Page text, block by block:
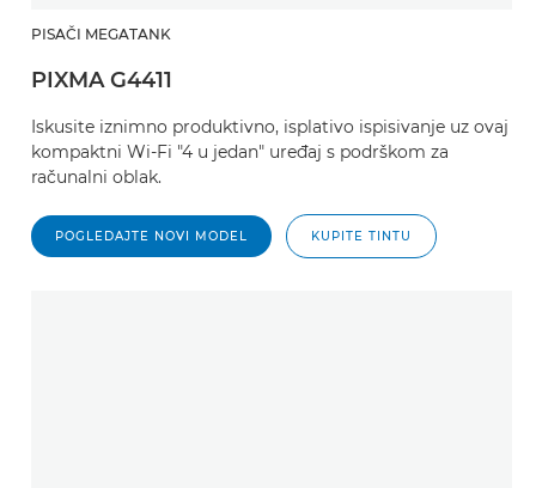
PISAČI MEGATANK
PIXMA G4411
Iskusite iznimno produktivno, isplativo ispisivanje uz ovaj
kompaktni Wi-Fi "4 u jedan" uređaj s podrškom za
računalni oblak.
POGLEDAJTE NOVI MODEL KUPITE TINTU